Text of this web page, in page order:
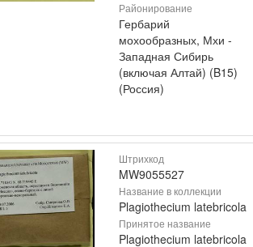
Районирование
Гербарий
мохообразных, Мхи -
Западная Сибирь
(включая Алтай) (B15)
(Россия)
Штрихкод
MW9055527
Название в коллекции
Plagiothecium latebricola
Принятое название
Plagiothecium latebricola